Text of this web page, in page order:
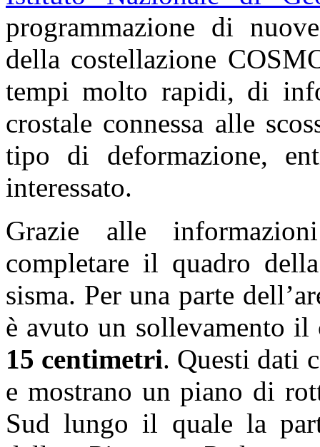
programmazione di
della costellazione
tempi molto rapidi, di
crostale connessa alle
tipo di deformazione,
interessato.
Grazie alle
completare il quadro
sisma. Per una parte
è avuto un sollevamento
15 centimetri. Questi dati
e mostrano un piano di
Sud lungo il quale la